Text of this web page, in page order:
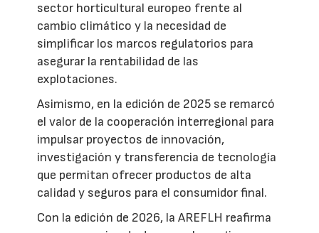
sector horticultural europeo frente al
cambio climático y la necesidad de
simplificar los marcos regulatorios para
asegurar la rentabilidad de las
explotaciones.
Asimismo, en la edición de 2025 se remarcó
el valor de la cooperación interregional para
impulsar proyectos de innovación,
investigación y transferencia de tecnología
que permitan ofrecer productos de alta
calidad y seguros para el consumidor final.
Con la edición de 2026, la AREFLH reafirma